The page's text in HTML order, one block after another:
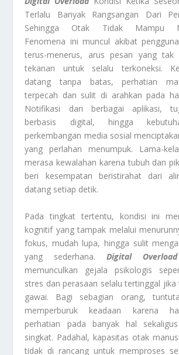
Terlalu Banyak Rangsangan Dari
Sehingga Otak Tidak Mampu
Fenomena ini muncul akibat
terus-menerus, arus pesan yang tak
tekanan untuk selalu terkoneksi.
datang tanpa batas, perhatian
terpecah dan sulit di arahkan pada
Notifikasi dari berbagai aplikasi,
berbasis digital, hingga
perkembangan media sosial
yang perlahan menumpuk. Lama-
merasa kewalahan karena tubuh dan
beri kesempatan beristirahat dari
datang setiap detik.
Pada tingkat tertentu, kondisi ini
kognitif yang tampak melalui
fokus, mudah lupa, hingga sulit
yang sederhana.Digital Overload
memunculkan gejala psikologis
stres dan perasaan selalu tertinggal
gawai. Bagi sebagian orang,
memperburuk keadaan karena
perhatian pada banyak hal
singkat. Padahal, kapasitas otak
tidak di rancang untuk memproses